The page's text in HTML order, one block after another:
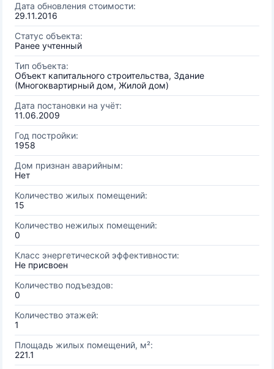
Дата обновления стоимости:
29.11.2016
Статус объекта:
Ранее учтенный
Тип объекта:
Объект капитального строительства, Здание
(Многоквартирный дом, Жилой дом)
Дата постановки на учёт:
11.06.2009
Год постройки:
1958
Дом признан аварийным:
Нет
Количество жилых помещений:
15
Количество нежилых помещений:
0
Класс энергетической эффективности:
Не присвоен
Количество подъездов:
0
Количество этажей:
1
Площадь жилых помещений, м²:
221.1